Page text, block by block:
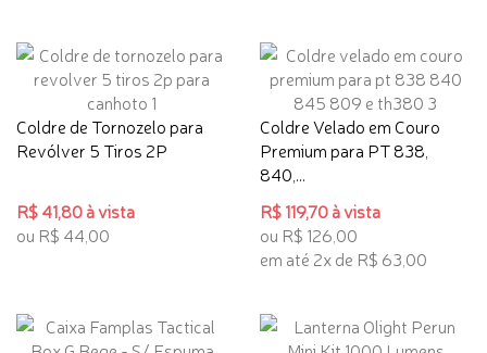
Coldre de Tornozelo para
Revólver 5 Tiros 2P
R$ 41,80 à vista
ou R$ 44,00
Coldre Velado em Couro
Premium para PT 838,
840,...
R$ 119,70 à vista
ou R$ 126,00
em até 2x de R$ 63,00